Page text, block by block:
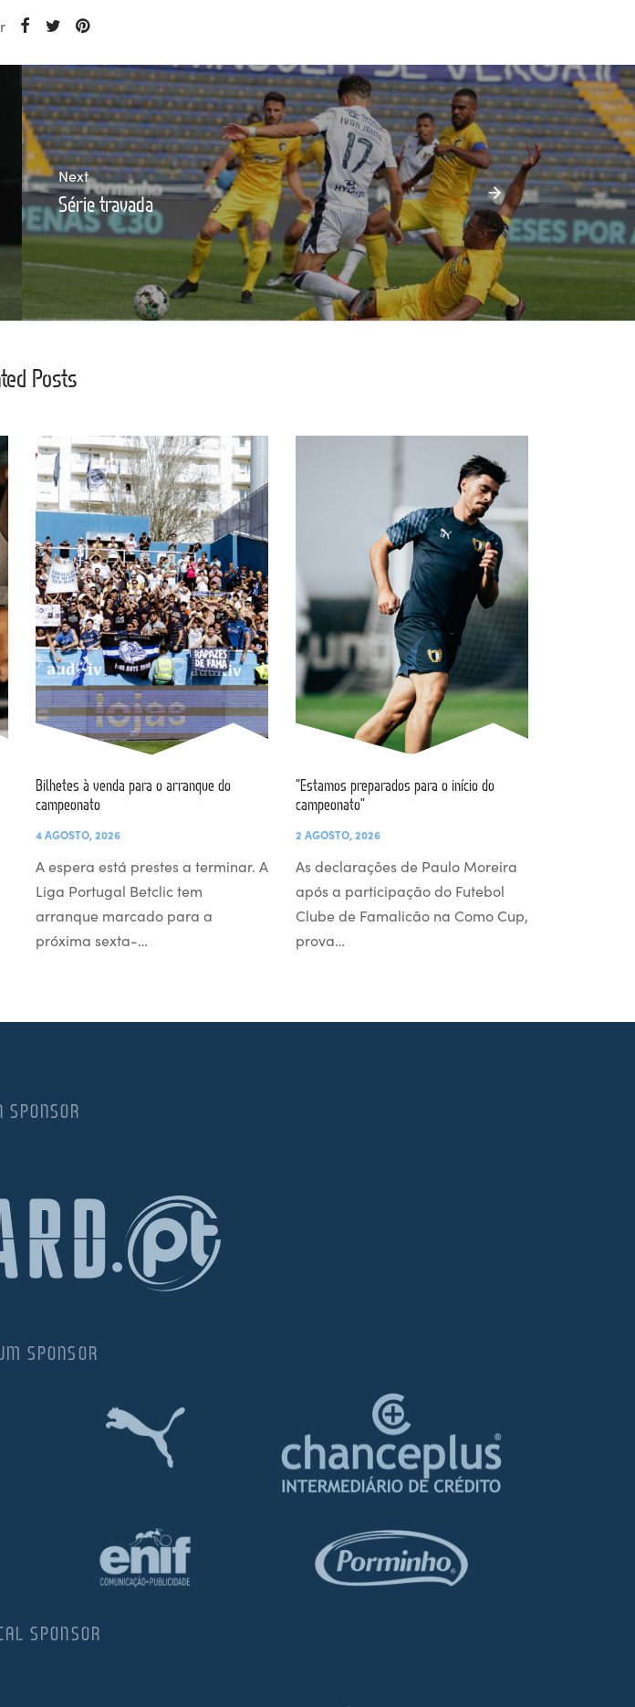
Next
Série travada
Posts
Bilhetes à venda para o arranque do
campeonato
4 AGOSTO, 2026
A espera está prestes a terminar. A
Liga Portugal Betclic tem
arranque marcado para a
próxima sexta-…
“Estamos preparados para o início do
campeonato”
2 AGOSTO, 2026
As declarações de Paulo Moreira
após a participação do Futebol
Clube de Famalicão na Como Cup,
prova…
SPONSOR
SPONSOR